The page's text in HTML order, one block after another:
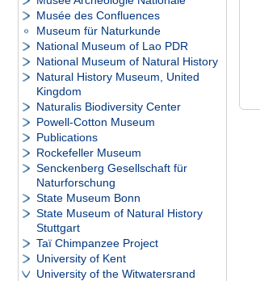
Musée des Confluences
Museum für Naturkunde
National Museum of Lao PDR
National Museum of Natural History
Natural History Museum, United
Kingdom
Naturalis Biodiversity Center
Powell-Cotton Museum
Publications
Rockefeller Museum
Senckenberg Gesellschaft für
Naturforschung
State Museum Bonn
State Museum of Natural History
Stuttgart
Taï Chimpanzee Project
University of Kent
University of the Witwatersrand